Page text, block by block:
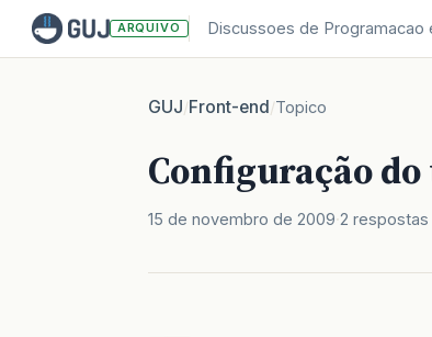
ARQUIVO Discussoes de Programacao
GUJ/Front-end/Topico
Configuração
15 de novembro de 2009 2 respostas